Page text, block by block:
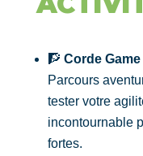
🧗 Corde Game
Parcours
tester votre
incontournable
fortes.